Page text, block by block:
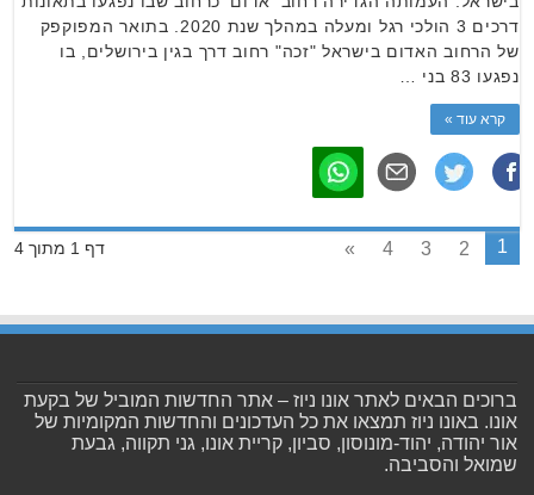
דרכים 3 הולכי רגל ומעלה במהלך שנת 2020. בתואר המפוקפק
של הרחוב האדום בישראל "זכה" רחוב דרך בגין בירושלים, בו
נפגעו 83 בני …
קרא עוד »
דף 1 מתוך 4 1
2
3
4
»
ברוכים הבאים לאתר אונו ניוז – אתר החדשות המוביל של בקעת
אונו. באונו ניוז תמצאו את כל העדכונים והחדשות המקומיות של
אור יהודה, יהוד-מונוסון, סביון, קריית אונו, גני תקווה, גבעת
שמואל והסביבה.